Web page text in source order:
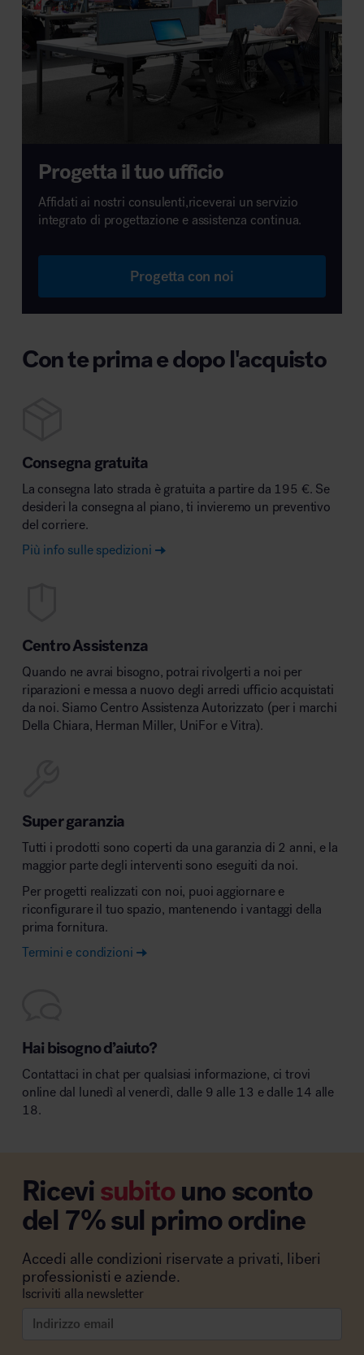
Progetta il tuo ufficio
Affidati ai nostri consulenti,riceverai un servizio
integrato di progettazione e assistenza continua.
Progetta con noi
Con te prima e dopo l'acquisto
Consegna gratuita
La consegna lato strada è gratuita a partire da 195 €. Se
desideri la consegna al piano, ti invieremo un preventivo
del corriere.
Più info sulle spedizioni
Centro Assistenza
Quando ne avrai bisogno, potrai rivolgerti a noi per
riparazioni e messa a nuovo degli arredi ufficio acquistati
da noi. Siamo Centro Assistenza Autorizzato (per i marchi
Della Chiara, Herman Miller, UniFor e Vitra).
Super garanzia
Tutti i prodotti sono coperti da una garanzia di 2 anni, e la
maggior parte degli interventi sono eseguiti da noi.
Per progetti realizzati con noi, puoi aggiornare e
riconfigurare il tuo spazio, mantenendo i vantaggi della
prima fornitura.
Termini e condizioni
Hai bisogno d’aiuto?
Contattaci in chat per qualsiasi informazione, ci trovi
online dal lunedì al venerdì, dalle 9 alle 13 e dalle 14 alle
18.
Ricevisubitouno sconto
del 7% sul primo ordine
Accedi alle condizioni riservate a privati, liberi
professionisti e aziende.
Iscriviti alla newsletter